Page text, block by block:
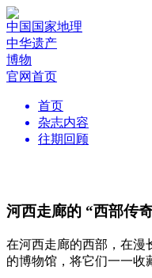
中国国家地理
中华遗产
博物
官网首页
首页
杂志内容
往期回顾
河西走廊的 “西部传
在河西走廊的西部，在漫
的博物馆，将它们一一收